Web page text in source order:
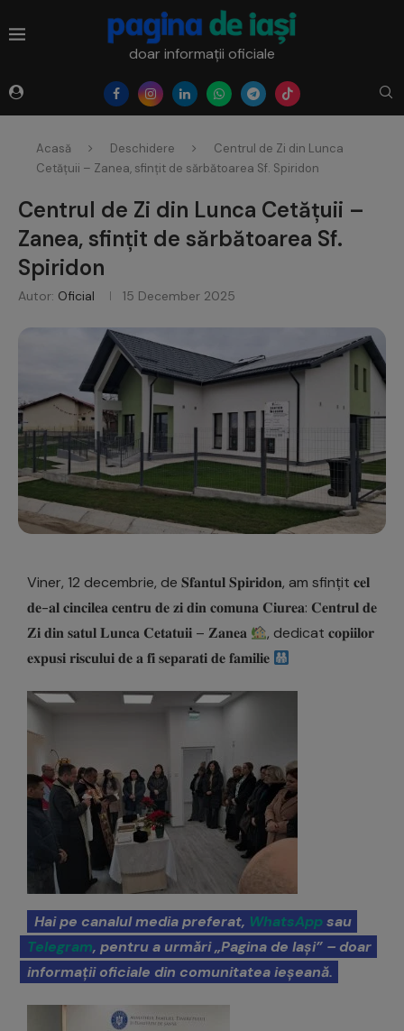
doar informații oficiale
Acasă Deschidere
Centrul de Zi din Lunca
Cetățuii – Zanea, sfințit de sărbătoarea Sf. Spiridon
Centrul de Zi din Lunca Cetățuii –
Zanea, sfințit de sărbătoarea Sf.
Spiridon
Autor: Oficial 15 December 2025
Viner, 12 decembrie, de 𝐒𝐟𝐚𝐧𝐭𝐮𝐥 𝐒𝐩𝐢𝐫𝐢𝐝𝐨𝐧, am sfințit 𝐜𝐞𝐥
𝐝𝐞-𝐚𝐥 𝐜𝐢𝐧𝐜𝐢𝐥𝐞𝐚 𝐜𝐞𝐧𝐭𝐫𝐮 𝐝𝐞 𝐳𝐢 𝐝𝐢𝐧 𝐜𝐨𝐦𝐮𝐧𝐚 𝐂𝐢𝐮𝐫𝐞𝐚: 𝐂𝐞𝐧𝐭𝐫𝐮𝐥 𝐝𝐞
𝐙𝐢 𝐝𝐢𝐧 𝐬𝐚𝐭𝐮𝐥 𝐋𝐮𝐧𝐜𝐚 𝐂𝐞𝐭𝐚𝐭𝐮𝐢𝐢 – 𝐙𝐚𝐧𝐞𝐚
, dedicat 𝐜𝐨𝐩𝐢𝐢𝐥𝐨𝐫
𝐞𝐱𝐩𝐮𝐬𝐢 𝐫𝐢𝐬𝐜𝐮𝐥𝐮𝐢 𝐝𝐞 𝐚 𝐟𝐢 𝐬𝐞𝐩𝐚𝐫𝐚𝐭𝐢 𝐝𝐞 𝐟𝐚𝐦𝐢𝐥𝐢𝐞
Hai pe canalul media preferat, WhatsAppsau
Telegram, pentru a urmări „Pagina de Iași” – doar
informații oficiale din comunitatea ieșeană.